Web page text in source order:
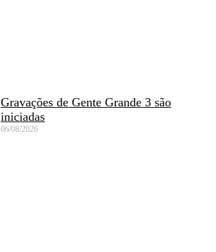
Gravações de Gente Grande 3 são
iniciadas
06/08/2026